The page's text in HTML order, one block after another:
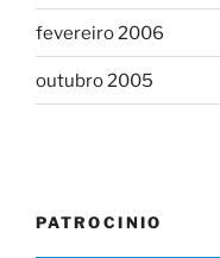
fevereiro 2006
outubro 2005
PATROCINIO